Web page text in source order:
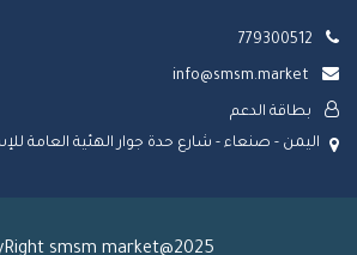
779300512
info@smsm.market
بطاقة الدعم
اليمن - صنعاء - شارع حدة جوار الهئية العامة
smsm market@2025